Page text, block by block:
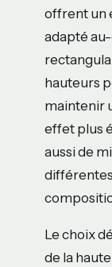
offrent un
adapté au-
hauteurs
maintenir
effet plus
aussi de
Le choix
de la